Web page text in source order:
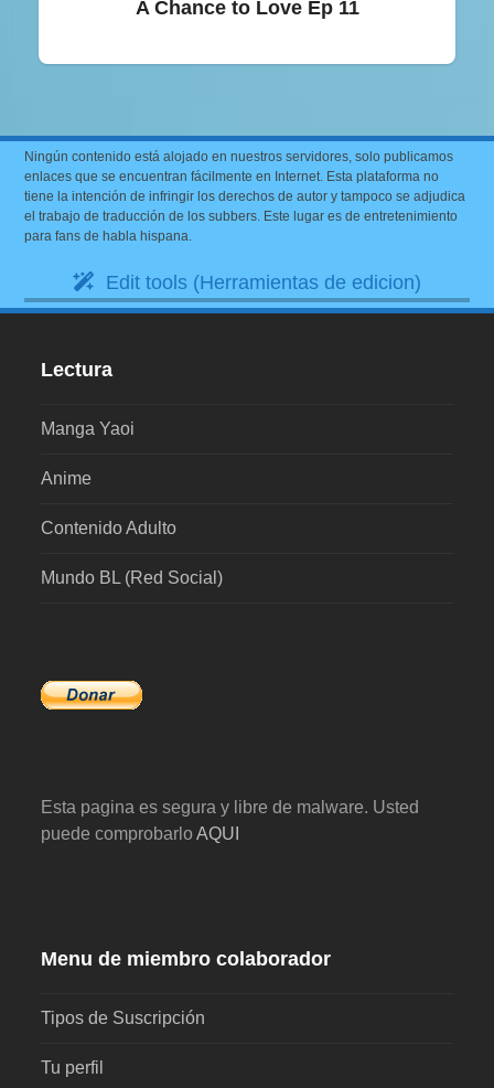
A Chance to Love Ep 11
Ningún contenido está alojado en nuestros servidores, solo publicamos
enlaces que se encuentran fácilmente en Internet. Esta plataforma no
tiene la intención de infringir los derechos de autor y tampoco se adjudica
el trabajo de traducción de los subbers. Este lugar es de entretenimiento
para fans de habla hispana.
Edit tools (Herramientas de edicion)
Lectura
Manga Yaoi
Anime
Contenido Adulto
Mundo BL (Red Social)
Esta pagina es segura y libre de malware. Usted
puede comprobarloAQUI
Menu de miembro colaborador
Tipos de Suscripción
Tu perfil